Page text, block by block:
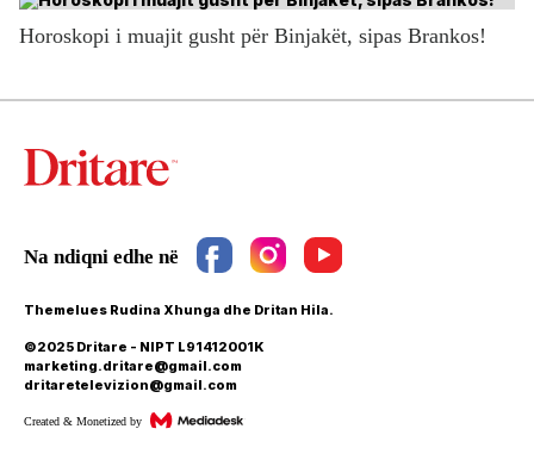
Horoskopi i muajit gusht për Binjakët, sipas Brankos!
Themelues Rudina Xhunga dhe Dritan Hila.
©2025 Dritare - NIPT L91412001K
marketing.dritare@gmail.com
dritaretelevizion@gmail.com
Created & Monetized by